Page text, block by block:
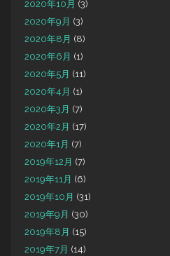
2020年10月 (3)
2020年9月 (3)
2020年8月 (8)
2020年6月 (1)
2020年5月 (11)
2020年4月 (1)
2020年3月 (7)
2020年2月 (17)
2020年1月 (7)
2019年12月 (7)
2019年11月 (6)
2019年10月 (31)
2019年9月 (30)
2019年8月 (15)
2019年7月 (14)